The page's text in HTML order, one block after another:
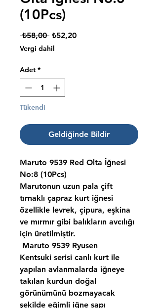
(10Pcs)
₺58,00 Normal
Fiyat
₺52,20İndirimli
Vergi dahil
Adet *
Tükendi
Geldiğinde Bildir
Maruto 9539 Red Olta İğnesi
No:8 (10Pcs)
Marutonun uzun pala çift
tırnaklı çapraz kurt iğnesi
özellikle levrek, çipura, eşkina
ve mırmır gibi balıkların avcılığı
için üretilmiştir.
Maruto 9539 Ryusen
Kentsuki serisi canlı kurt ile
yapılan avlanmalarda iğneye
takılan kurdun doğal
görünümünü bozmayacak
şekilde eğimli iğne sapı